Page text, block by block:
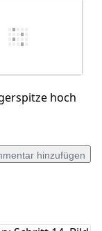
hoch
hinzufügen